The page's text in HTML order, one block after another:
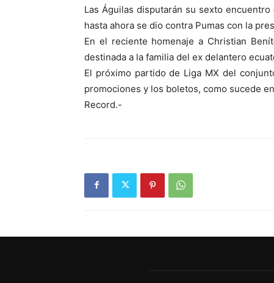
Las Águilas disputarán su sexto
hasta ahora se dio contra Pumas con la
En el reciente homenaje a Christian
destinada a la familia del ex delantero
El próximo partido de Liga MX del
promociones y los boletos, como sucede
Record.-